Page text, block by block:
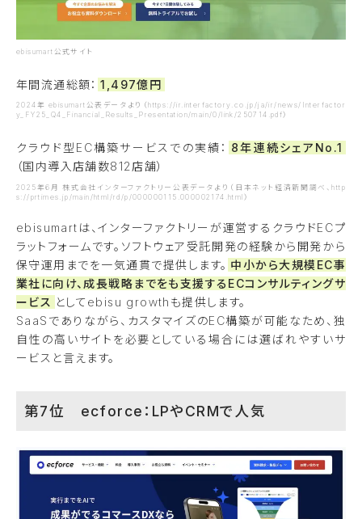
ebisumart公式サイト
年間流通総額： 1,497億円
2024年 ebisumart公表データより（https://ir.interfactory.co.jp/ja/ir/news/Interfactor
y_FY25_Q4_Financial_Results_Presentation/main/0/link/250714.pdf）
クラウド型EC構築サービスでの実績： 8年連続シェアNo.1
（国内導入店舗数812店舗）
2025年6月 株式会社インターファクトリー公表データより（日本ネット経済新聞調べ、http
s://prtimes.jp/main/html/rd/p/000000115.000002174.html）
ebisumartは、インターファクトリーが運営するクラウドECプ
ラットフォームです。ソフトウェア受託開発の経験から開発から
保守運用までを一気通貫で提供します。 中小から大規模EC事
業社に向け、成長戦略までをも支援するECコンサルティングサ
ービス としてebisu growthも提供します。
SaaSでありながら、カスタマイズのEC構築が可能なため、独
自性の高いサイトを必要としている場合には選ばれやすいサ
ービスと言えます。
第7位 ecforce：LPやCRMで人気